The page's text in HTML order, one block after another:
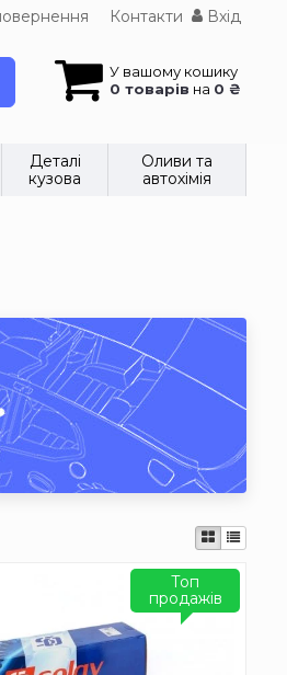
Контакти Вхід
У вашому кошику
0 товарів на 0 ₴
Деталі
кузова
Оливи та
автохімія
Топ
продажів